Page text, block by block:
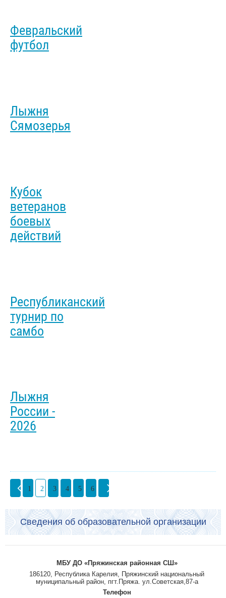
Февральский
футбол
Лыжня
Сямозерья
Кубок
ветеранов
боевых
действий
Республиканский
турнир по
самбо
Лыжня
России -
2026
1 2 3 4 5 6
Сведения об образовательной организации
МБУ ДО «Пряжинская районная СШ»
186120, Республика Карелия, Пряжинский национальный
муниципальный район, пгт.Пряжа. ул.Советская,87-а
Телефон